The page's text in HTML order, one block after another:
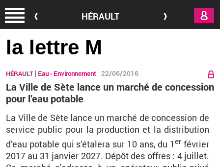
HÉRAULT
la lettre M
HÉRAULT Eau - Environnement 22/06/2016
La Ville de Sète lance un marché de concession
pour l’eau potable
La Ville de Sète lance un mar­ché de conces­sion de
ser­vice pu­blic pour la pro­duc­tion et la dis­tri­bu­tion
d’eau po­table qui s’éta­lera sur 10 ans, du 1er fé­vrier
2017 au 31 jan­vier 2027. Dépôt des offres : 4 juillet.